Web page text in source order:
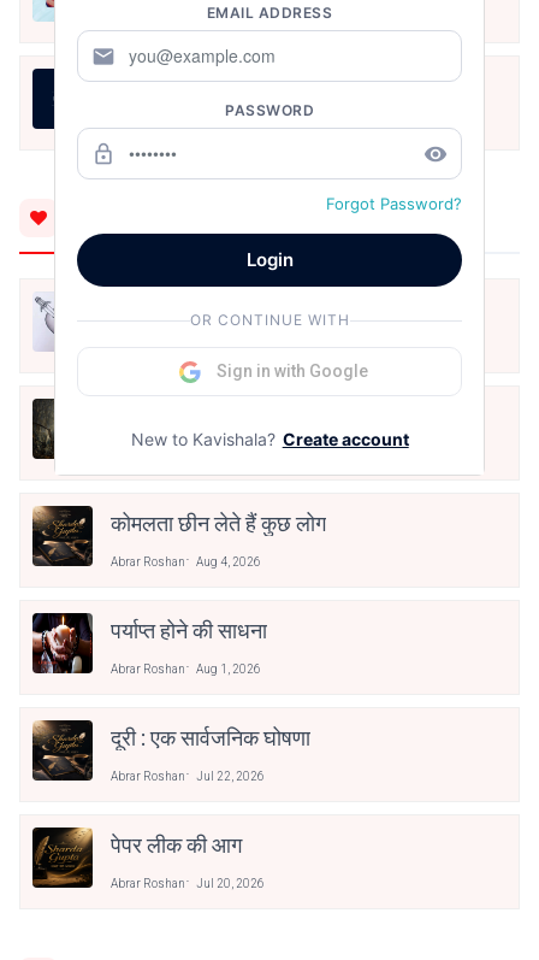
तुम्हें
Abrar Roshan Aug 6, 2026
कोमलता छीन लेते हैं कुछ लोग
Abrar Roshan Aug 4, 2026
पर्याप्त होने की साधना
Abrar Roshan Aug 1, 2026
दूरी : एक सार्वजनिक घोषणा
Abrar Roshan Jul 22, 2026
पेपर लीक की आग
Abrar Roshan Jul 20, 2026
EMAIL ADDRESS
mail
PASSWORD
lock_outline remove_red_eye
Forgot Password?
Login
OR CONTINUE WITH
Sign in with Google
New to Kavishala? Create account